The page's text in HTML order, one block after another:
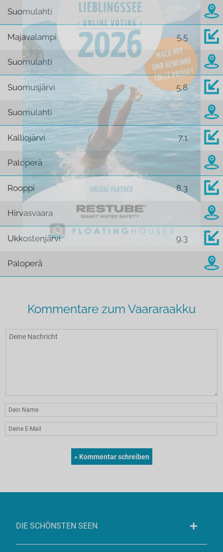
Suomulahti
Majavalampi 5,5
Suomulahti
Suomusjärvi 5,8
Suomulahti
Kalliojärvi 7,1
Paloperä
Rooppi 8,3
Hirvasvaara
Ukkostenjärvi 9,3
Paloperä
Kommentare zum Vaararaakku
DIE SCHÖNSTEN SEEN